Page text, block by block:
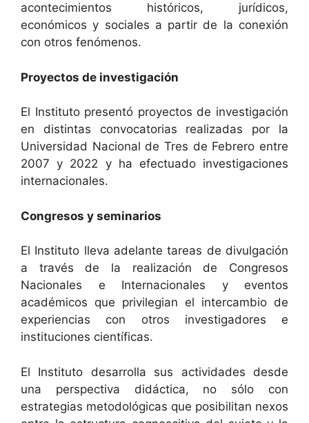
acontecimientos históricos, jurídicos,
económicos y sociales a partir de la conexión
con otros fenómenos.
Proyectos de investigación
El Instituto presentó proyectos de investigación
en distintas convocatorias realizadas por la
Universidad Nacional de Tres de Febrero entre
2007 y 2022 y ha efectuado investigaciones
internacionales.
Congresos y seminarios
El Instituto lleva adelante tareas de divulgación
a través de la realización de Congresos
Nacionales e Internacionales y eventos
académicos que privilegian el intercambio de
experiencias con otros investigadores e
instituciones científicas.
El Instituto desarrolla sus actividades desde
una perspectiva didáctica, no sólo con
estrategias metodológicas que posibilitan nexos